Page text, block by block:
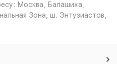
Москва, Балашиха,
Зона, ш. Энтузиастов,